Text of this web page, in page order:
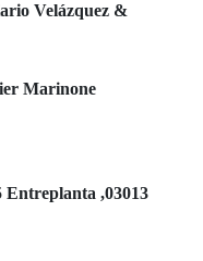
Velázquez &
Marinone
Entreplanta ,03013